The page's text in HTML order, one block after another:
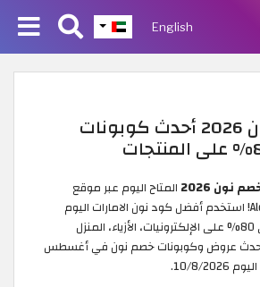
English
كود خصم نون 2026 أحدث كوبونات
نون 2026
المتاح اليوم عبر موقع
لتوفير حتى 80% على الإلكترونيات، الأزياء، المنزل
أحدث عروض وكوبونات خصم نون في أغسطس